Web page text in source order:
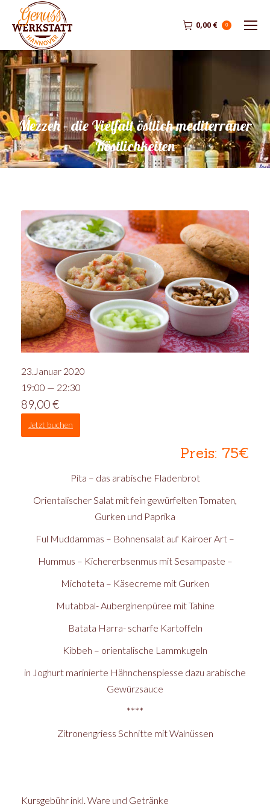
0,00 € 0
Mezzeh – die Vielfalt östlich mediterraner
Köstlichkeiten
Preis: 75€
Pita – das arabische Fladenbrot
Orientalischer Salat mit fein gewürfelten Tomaten,
Gurken und Paprika
Ful Muddammas – Bohnensalat auf Kairoer Art –
Hummus – Kichererbsenmus mit Sesampaste –
Michoteta – Käsecreme mit Gurken
Mutabbal- Auberginenpüree mit Tahine
Batata Harra- scharfe Kartoffeln
Kibbeh – orientalische Lammkugeln
in Joghurt marinierte Hähnchenspiesse dazu arabische
Gewürzsauce
****
Zitronengriess Schnitte mit Walnüssen
Kursgebühr inkl. Ware und Getränke
23.Januar 2020
19:00 — 22:30
89,00€
Jetzt buchen